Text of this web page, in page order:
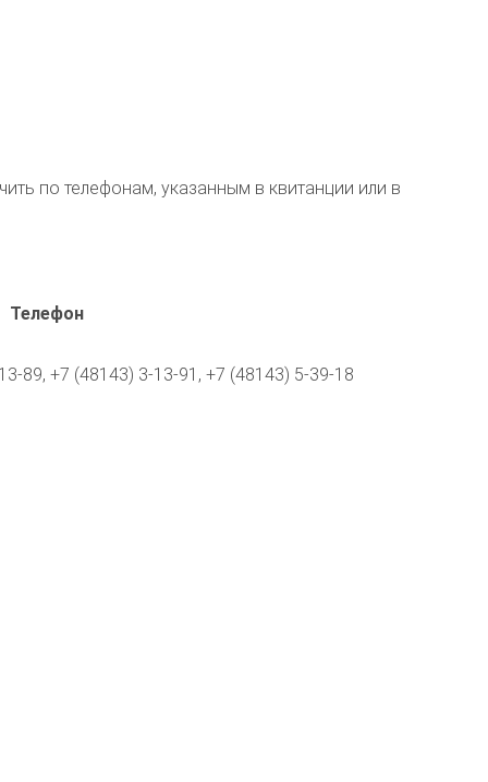
по телефонам, указанным в квитанции или в
Телефон
89, +7 (48143) 3-13-91, +7 (48143) 5-39-18